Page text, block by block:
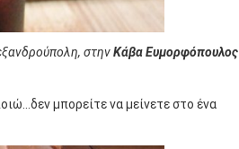
στηνΚάβαΕυμορφόπουλος
μπορείτε να μείνετε στο ένα